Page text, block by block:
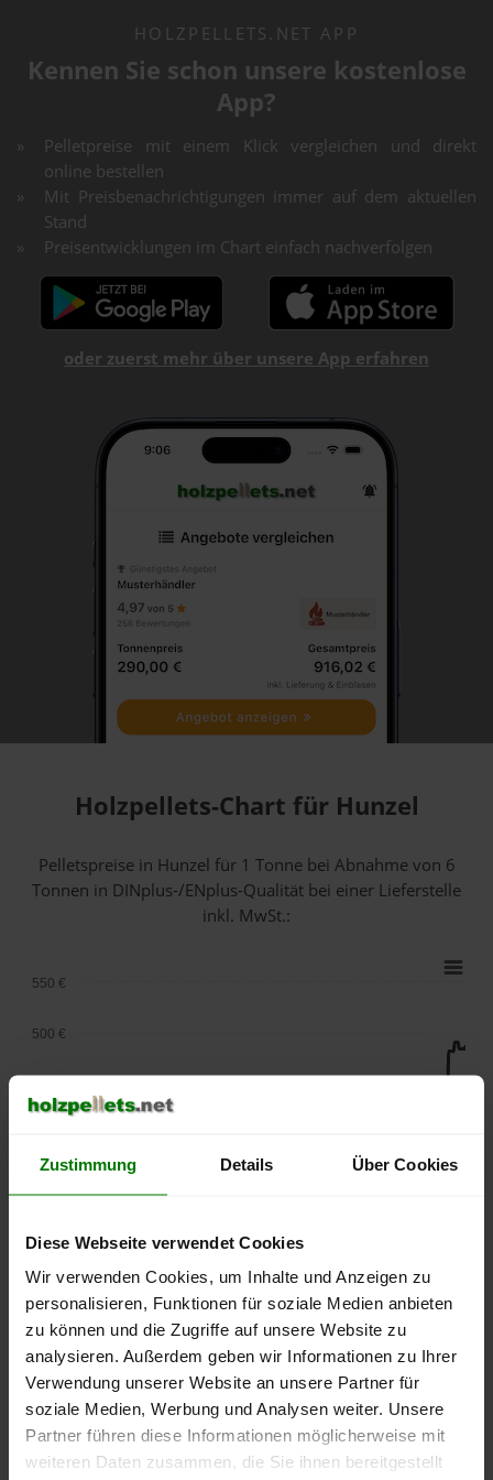
Zustimmung Details Über Cookies
Diese Webseite verwendet Cookies
Wir verwenden Cookies, um Inhalte und Anzeigen zu
personalisieren, Funktionen für soziale Medien anbieten
zu können und die Zugriffe auf unsere Website zu
analysieren. Außerdem geben wir Informationen zu Ihrer
Verwendung unserer Website an unsere Partner für
soziale Medien, Werbung und Analysen weiter. Unsere
Partner führen diese Informationen möglicherweise mit
weiteren Daten zusammen, die Sie ihnen bereitgestellt
HOLZPELLETS.NET APP
Kennen Sie schon unsere kostenlose
App?
Pelletpreise mit einem Klick vergleichen und direkt
online bestellen
Mit Preisbenachrichtigungen immer auf dem aktuellen
Stand
Preisentwicklungen im Chart einfach nachverfolgen
oder zuerst mehr über unsere App erfahren
Holzpellets-Chart für Hunzel
Pelletspreise in Hunzel für 1 Tonne bei Abnahmevon 6
Tonnen in DINplus-/ENplus-Qualität bei einer Lieferstelle
inkl. MwSt.:
lose Ware Sackware
September
Januar
Mai
250 €
300 €
500 €
550 €
Die aktuelle Preisentwicklung für Holzpellets in Deutschland
können Sie jederzeit auf unsererPelletspreise-Seite
nachvollziehen.